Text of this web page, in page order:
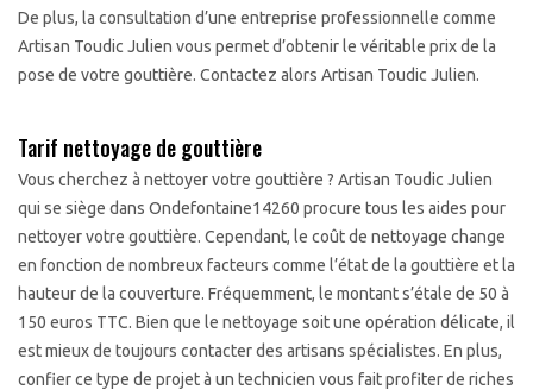
De plus, la consultation d’une entreprise professionnelle comme
Artisan Toudic Julien vous permet d’obtenir le véritable prix de la
pose de votre gouttière. Contactez alors Artisan Toudic Julien.
Tarif nettoyage de gouttière
Vous cherchez à nettoyer votre gouttière ? Artisan Toudic Julien
qui se siège dans Ondefontaine14260 procure tous les aides pour
nettoyer votre gouttière. Cependant, le coût de nettoyage change
en fonction de nombreux facteurs comme l’état de la gouttière et la
hauteur de la couverture. Fréquemment, le montant s’étale de 50 à
150 euros TTC. Bien que le nettoyage soit une opération délicate, il
est mieux de toujours contacter des artisans spécialistes. En plus,
confier ce type de projet à un technicien vous fait profiter de riches